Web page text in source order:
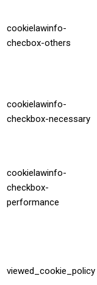
cookielawinfo-
checbox-others
cookielawinfo-
checkbox-necessary
cookielawinfo-
checkbox-
performance
viewed_cookie_policy